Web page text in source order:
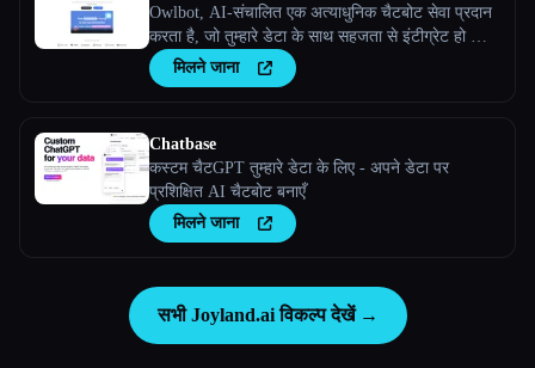
Owlbot, AI-संचालित एक अत्याधुनिक चैटबोट सेवा प्रदान
करता है, जो तुम्हारे डेटा के साथ सहजता से इंटीग्रेट हो जाती
है, ताकि तुम्हेंं, तुम्हारे ग्राहकों या तुम्हारी टीम को तुरंत
प्रतिसाद मिले।
मिलने जाना
Chatbase
कस्टम चैटGPT तुम्हारे डेटा के लिए - अपने डेटा पर
प्रशिक्षित AI चैटबोट बनाएँ
मिलने जाना
सभी Joyland.ai विकल्प देखें →